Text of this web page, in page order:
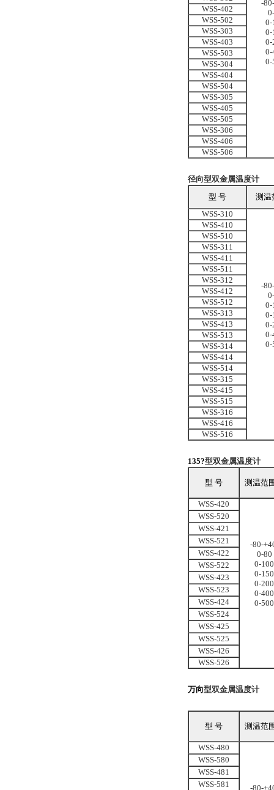
-80
0-
0-
0-
0-
0-
WSS-402
WSS-502
WSS-303
WSS-403
WSS-503
WSS-304
WSS-404
WSS-504
WSS-305
WSS-405
WSS-505
WSS-306
WSS-406
WSS-506
径向型双金属温度计
型 号
测
WSS-310
-
0-
0-
0-
0-
0-
WSS-410
WSS-510
WSS-311
WSS-411
WSS-511
WSS-312
WSS-412
WSS-512
WSS-313
WSS-413
WSS-513
WSS-314
WSS-414
WSS-514
WSS-315
WSS-415
WSS-515
WSS-316
WSS-416
WSS-516
135?型双金属温度计
型 号 测温范
WSS-420
-80-
0-80
0-100
0-150
0-200
0-400
0-500
WSS-520
WSS-421
WSS-521
WSS-422
WSS-522
WSS-423
WSS-523
WSS-424
WSS-524
WSS-425
WSS-525
WSS-426
WSS-526
万向型双金属温度计
型 号 测温范
WSS-480
-80-
WSS-580
WSS-481
WSS-581